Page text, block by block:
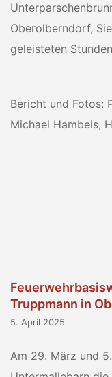
Oberolberndorf,
geleisteten
Bericht und Fotos:
Michael Hambeis,
Truppmann in
5. April 2025
Am 29. März und